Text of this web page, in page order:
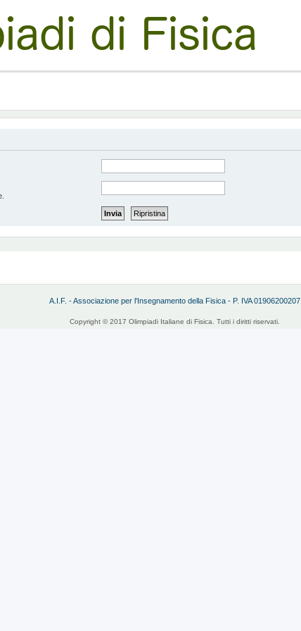
A.I.F. - Associazione per l'Insegnamento della Fisica - P. IVA 01906200207
Copyright © 2017 Olimpiadi Italiane di Fisica. Tutti i diritti riservati.